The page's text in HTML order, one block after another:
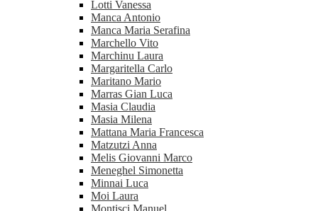
Lotti Vanessa
Manca Antonio
Manca Maria Serafina
Marchello Vito
Marchinu Laura
Margaritella Carlo
Maritano Mario
Marras Gian Luca
Masia Claudia
Masia Milena
Mattana Maria Francesca
Matzutzi Anna
Melis Giovanni Marco
Meneghel Simonetta
Minnai Luca
Moi Laura